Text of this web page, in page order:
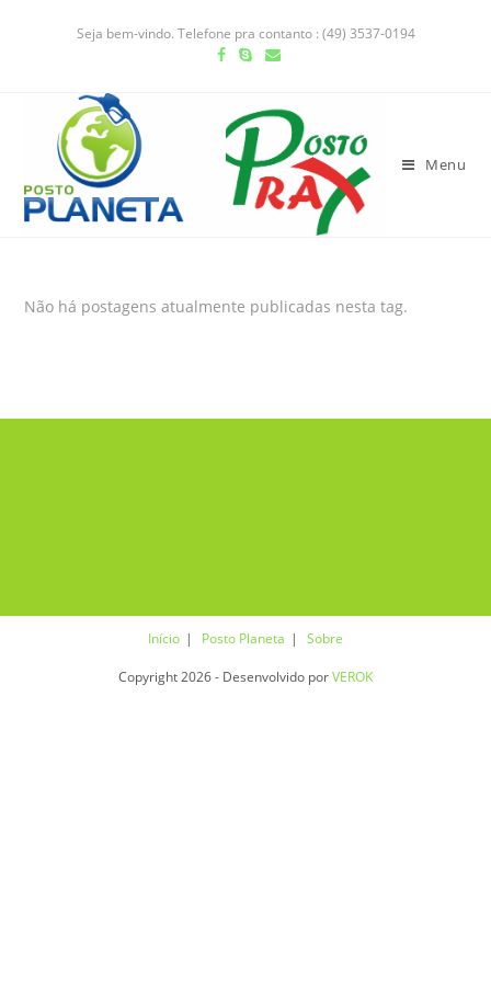
Seja bem-vindo. Telefone pra contanto : (49) 3537-0194
Menu
Não há postagens atualmente publicadas nesta tag.
Início Posto Planeta Sobre
Copyright 2026 - Desenvolvido porVEROK